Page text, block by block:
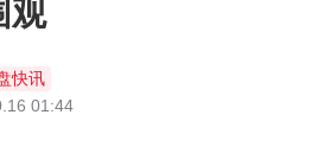
观
快讯
01:44